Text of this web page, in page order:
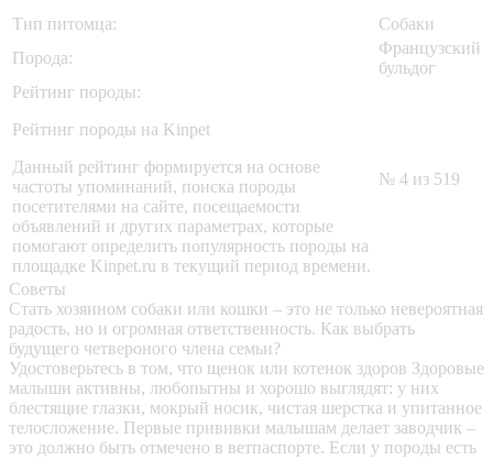
Тип питомца:
Собаки
Порода:
Французский
бульдог
Рейтинг породы:
Рейтинг породы на Kinpet
Данный рейтинг формируется на основе
частоты упоминаний, поиска породы
посетителями на сайте, посещаемости
объявлений и других параметрах, которые
помогают определить популярность породы на
площадке Kinpet.ru в текущий период времени.
№ 4 из 519
Советы
Стать хозяином собаки или кошки – это не только невероятная
радость, но и огромная ответственность. Как выбрать
будущего четвероного члена семьи?
Удостоверьтесь в том, что щенок или котенок здоров Здоровые
малыши активны, любопытны и хорошо выглядят: у них
блестящие глазки, мокрый носик, чистая шерстка и упитанное
телосложение. Первые прививки малышам делает заводчик –
это должно быть отмечено в ветпаспорте. Если у породы есть